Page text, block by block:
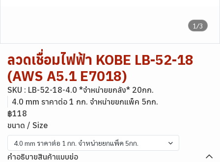
1/3
ลวดเชื่อมไฟฟ้า KOBE LB-52-18
(AWS A5.1 E7018)
SKU : LB-52-18-4.0 *จำหน่ายยกลัง* 20กก.
4.0 mm ราคาต่อ 1 กก. จำหน่ายยกแพ็ค 5กก.
฿118
ขนาด / Size
4.0 mm ราคาต่อ 1 กก. จำหน่ายยกแพ็ค 5กก.
คำอธิบายสินค้าแบบย่อ